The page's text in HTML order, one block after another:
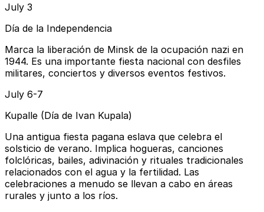
July 3
Día de la Independencia
Marca la liberación de Minsk de la ocupación nazi en
1944. Es una importante fiesta nacional con desfiles
militares, conciertos y diversos eventos festivos.
July 6-7
Kupalle (Día de Ivan Kupala)
Una antigua fiesta pagana eslava que celebra el
solsticio de verano. Implica hogueras, canciones
folclóricas, bailes, adivinación y rituales tradicionales
relacionados con el agua y la fertilidad. Las
celebraciones a menudo se llevan a cabo en áreas
rurales y junto a los ríos.